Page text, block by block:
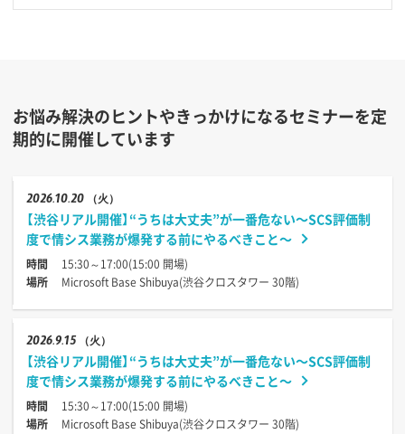
お悩み解決のヒントやきっかけになるセミナーを定
期的に開催しています
202610.20 （火）
【渋谷リアル開催】“うちは大丈夫”が一番危ない〜SCS評価制
度で情シス業務が爆発する前にやるべきこと〜
時間
15:30～17:00(15:00 開場)
場所
Microsoft Base Shibuya(渋谷クロスタワー 30階)
20269.15 （火）
【渋谷リアル開催】“うちは大丈夫”が一番危ない〜SCS評価制
度で情シス業務が爆発する前にやるべきこと〜
時間
15:30～17:00(15:00 開場)
場所
Microsoft Base Shibuya(渋谷クロスタワー 30階)